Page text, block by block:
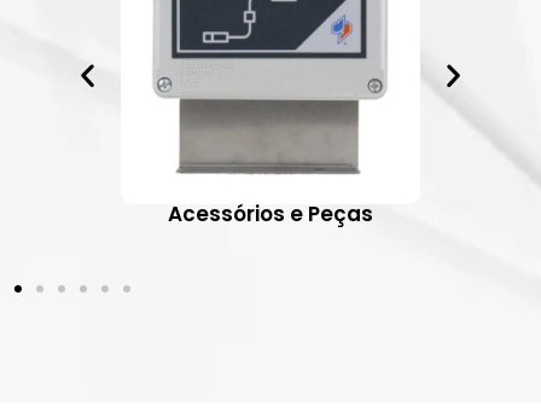
Acessórios e Peças